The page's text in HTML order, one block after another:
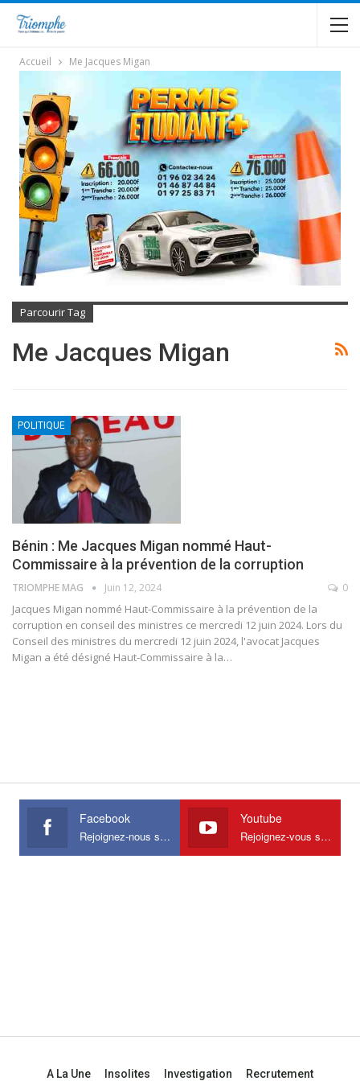
Accueil Me Jacques Migan
Parcourir Tag
Me Jacques Migan
POLITIQUE
Bénin : Me Jacques Migan nommé Haut-
Commissaire à la prévention de la corruption
TRIOMPHE MAG Juin 12, 2024 0
Jacques Migan nommé Haut-Commissaire à la prévention de la
corruption en conseil des ministres ce mercredi 12 juin 2024. Lors du
Conseil des ministres du mercredi 12 juin 2024, l'avocat Jacques
Migan a été désigné Haut-Commissaire à la…
Facebook
Rejoignez-nous sur Facebook
Youtube
Rejoignez-vous sur Youtube
A La Une Insolites Investigation Recrutement